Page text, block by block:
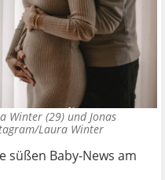
Winter (29) und Jonas
Laura Winter
süßen Baby-News am